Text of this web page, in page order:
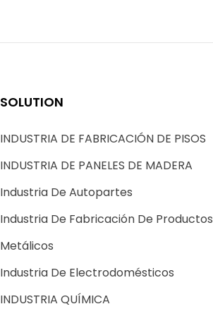
SOLUTION
INDUSTRIA DE FABRICACIÓN DE PISOS
INDUSTRIA DE PANELES DE MADERA
Industria De Autopartes
Industria De Fabricación De Productos
Metálicos
Industria De Electrodomésticos
INDUSTRIA QUÍMICA